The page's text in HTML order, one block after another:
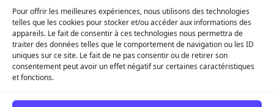
Pour offrir les meilleures expériences, nous utilisons des technologies
telles que les cookies pour stocker et/ou accéder aux informations des
appareils. Le fait de consentir à ces technologies nous permettra de
traiter des données telles que le comportement de navigation ou les ID
uniques sur ce site. Le fait de ne pas consentir ou de retirer son
consentement peut avoir un effet négatif sur certaines caractéristiques
et fonctions.
FAQ
Contactez-nous
Social